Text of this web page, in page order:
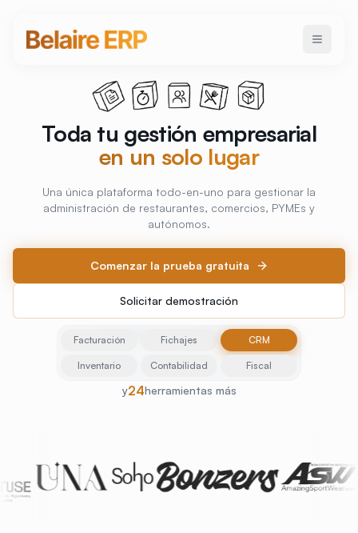
Toda tu gestión empresarial
en un solo lugar
Una única plataforma todo-en-uno para gestionar la
administración de restaurantes, comercios, PYMEs y
autónomos.
Comenzar la prueba gratuita
Solicitar demostración
Sin compromiso, sin tarjeta de crédito
Facturación Fichajes CRM
Inventario Contabilidad Fiscal
y24herramientas más